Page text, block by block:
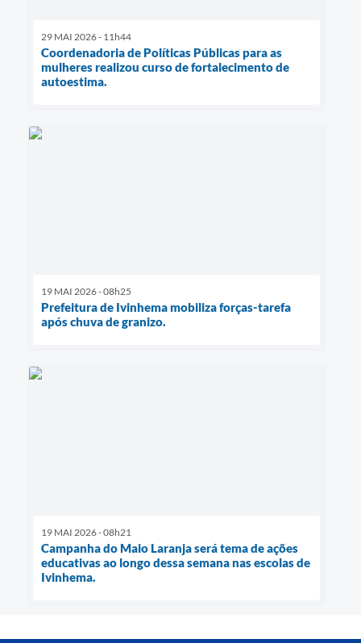
29 MAI 2026 - 11h44
Coordenadoria de Políticas Públicas para as
mulheres realizou curso de fortalecimento de
autoestima.
19 MAI 2026 - 08h25
Prefeitura de Ivinhema mobiliza forças-tarefa
após chuva de granizo.
19 MAI 2026 - 08h21
Campanha do Maio Laranja será tema de ações
educativas ao longo dessa semana nas escolas de
Ivinhema.